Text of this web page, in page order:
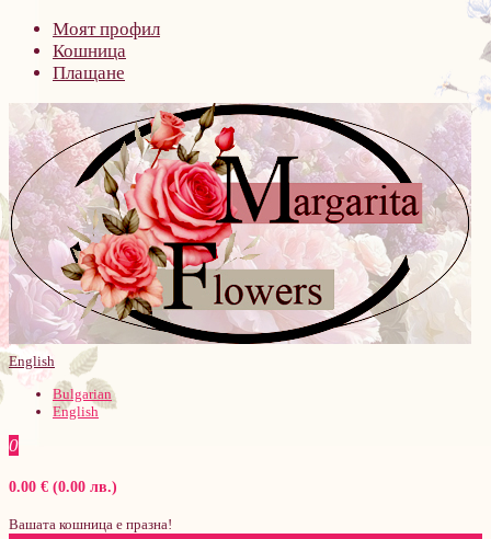
Моят профил
Кошница
Плащане
English
Bulgarian
English
0
0.00 € (0.00 лв.)
Вашата кошница е празна!